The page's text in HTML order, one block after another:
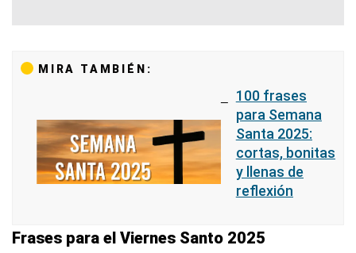
MIRA TAMBIÉN:
100 frases
para Semana
Santa 2025:
cortas, bonitas
y llenas de
reflexión
Frases para el Viernes Santo 2025